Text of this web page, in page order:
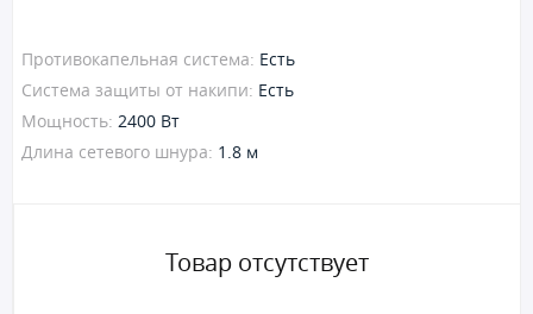
Противокапельная система: Есть
Система защиты от накипи: Есть
Мощность: 2400 Вт
Длина сетевого шнура: 1.8 м
Товар отсутствует